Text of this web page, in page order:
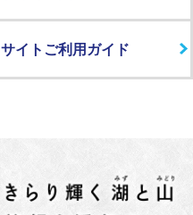
サイトご利用ガイド